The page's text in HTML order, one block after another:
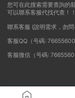
您可在此搜索需要查詢的
可以聯系客服代找代查！！
聯系客服 (說明需求，勿問
客服QQ（号碼:
客服微信（号碼: